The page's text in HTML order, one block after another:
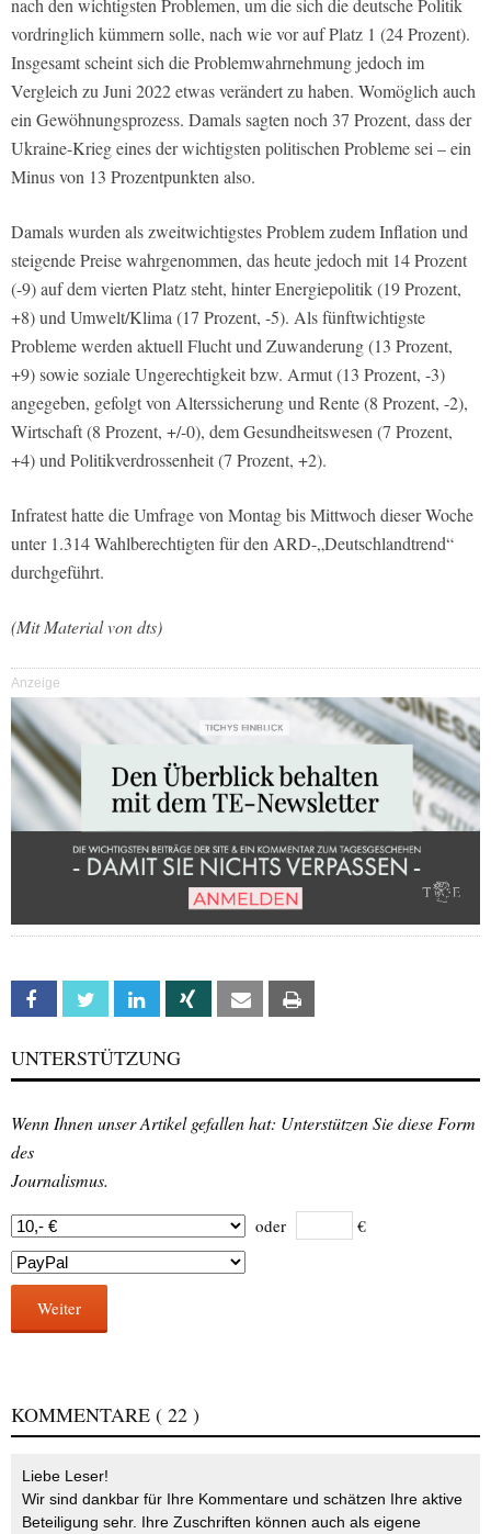
nach den wichtigsten Problemen, um die sich die deutsche Politik
vordringlich kümmern solle, nach wie vor auf Platz 1 (24 Prozent).
Insgesamt scheint sich die Problemwahrnehmung jedoch im
Vergleich zu Juni 2022 etwas verändert zu haben. Womöglich auch
ein Gewöhnungsprozess. Damals sagten noch 37 Prozent, dass der
Ukraine-Krieg eines der wichtigsten politischen Probleme sei – ein
Minus von 13 Prozentpunkten also.
Damals wurden als zweitwichtigstes Problem zudem Inflation und
steigende Preise wahrgenommen, das heute jedoch mit 14 Prozent
(-9) auf dem vierten Platz steht, hinter Energiepolitik (19 Prozent,
+8) und Umwelt/Klima (17 Prozent, -5). Als fünftwichtigste
Probleme werden aktuell Flucht und Zuwanderung (13 Prozent,
+9) sowie soziale Ungerechtigkeit bzw. Armut (13 Prozent, -3)
angegeben, gefolgt von Alterssicherung und Rente (8 Prozent, -2),
Wirtschaft (8 Prozent, +/-0), dem Gesundheitswesen (7 Prozent,
+4) und Politikverdrossenheit (7 Prozent, +2).
Infratest hatte die Umfrage von Montag bis Mittwoch dieser Woche
unter 1.314 Wahlberechtigten für den ARD-„Deutschlandtrend“
durchgeführt.
(Mit Material von dts)
Anzeige
Facebook Twitter Linkedin Xing Email
UNTERSTÜTZUNG
Wenn Ihnen unser Artikel gefallen hat: Unterstützen Sie diese Form
des
Journalismus.
oder €
Weiter
KOMMENTARE ( 22 )
Liebe Leser!
Wir sind dankbar für Ihre Kommentare und schätzen Ihre aktive
Beteiligung sehr. Ihre Zuschriften können auch als eigene